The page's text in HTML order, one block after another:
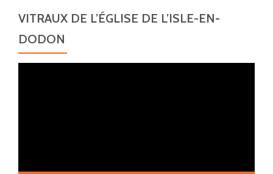
VITRAUX DE L’ÉGLISE DE L’ISLE-EN-
DODON